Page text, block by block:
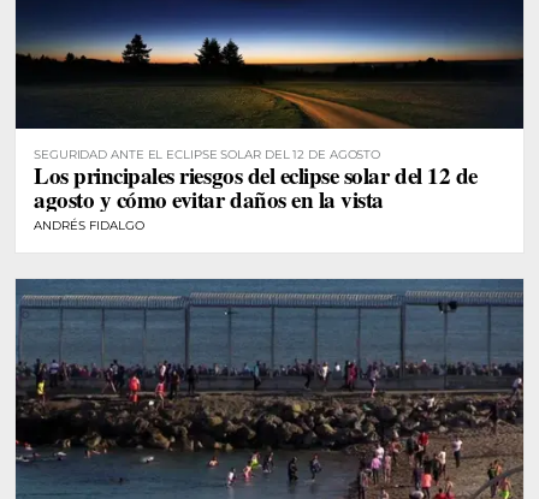
SEGURIDAD ANTE EL ECLIPSE SOLAR DEL 12 DE AGOSTO
Los principales riesgos del eclipse solar del 12 de
agosto y cómo evitar daños en la vista
ANDRÉS FIDALGO